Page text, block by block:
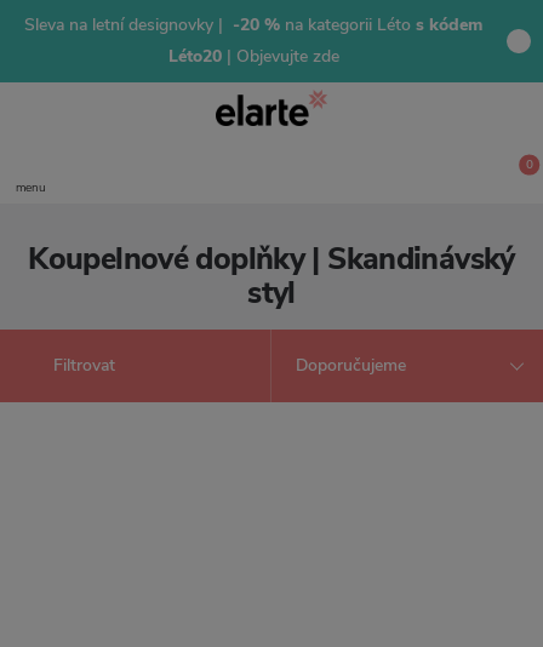
Sleva na letní designovky | -20 % na kategorii Léto s kódem
Léto20 | Objevujte zde
menu
0
Koupelnové doplňky | Skandinávský
styl
Filtrovat